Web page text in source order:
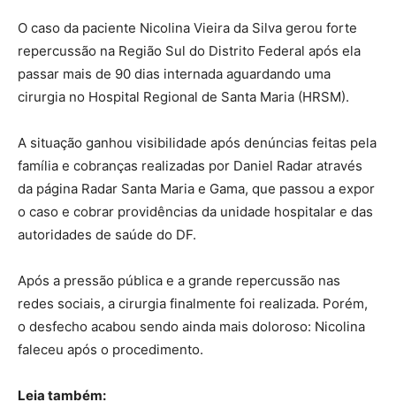
O caso da paciente Nicolina Vieira da Silva gerou forte
repercussão na Região Sul do Distrito Federal após ela
passar mais de 90 dias internada aguardando uma
cirurgia no Hospital Regional de Santa Maria (HRSM).
A situação ganhou visibilidade após denúncias feitas pela
família e cobranças realizadas por Daniel Radar através
da página Radar Santa Maria e Gama, que passou a expor
o caso e cobrar providências da unidade hospitalar e das
autoridades de saúde do DF.
Após a pressão pública e a grande repercussão nas
redes sociais, a cirurgia finalmente foi realizada. Porém,
o desfecho acabou sendo ainda mais doloroso: Nicolina
faleceu após o procedimento.
Leia também: